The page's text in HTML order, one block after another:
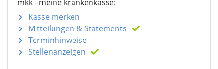
mkk - meine krankenkasse:
Kasse merken
Mitteilungen & Statements
Terminhinweise
Stellenanzeigen